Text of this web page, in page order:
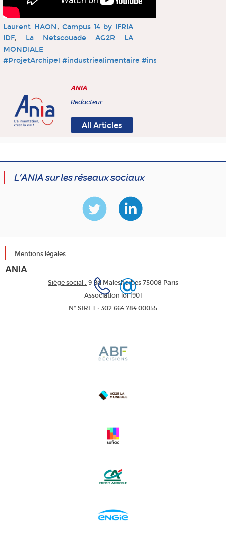
Laurent HAON, Campus 14 by IFRIA
IDF, La Netscouade
AG2R LA
MONDIALE
#ProjetArchipel #industriealimentaire
ANIA
Redacteur
All Articles
L’ANIA sur les réseaux sociaux
Mentions légales
ANIA
Siège social : 9 Bd Malesherbes 75008 Paris
Association loi 1901
N* SIRET : 302 664 784 00055